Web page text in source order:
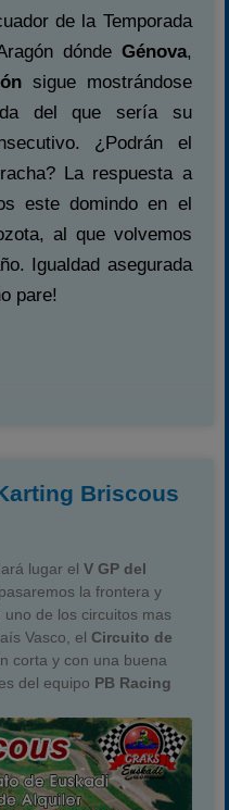
de la Temporada
dónde Génova,
sigue mostrándose
del que sería su
¿Podrán el
La respuesta a
este domindo en el
al que volvemos
Igualdad asegurada
pare!
Briscous
lugar elV GP del
la frontera y
de los circuitos mas
Vasco, elCircuito de
corta y con una buena
del equipo PB Racing